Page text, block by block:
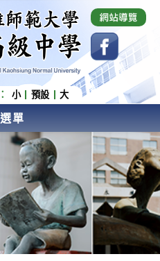
Affiliated Senior
Normal
小 預設 大
選單
SCHOOL OF NATIONAL
UNIVERSITY